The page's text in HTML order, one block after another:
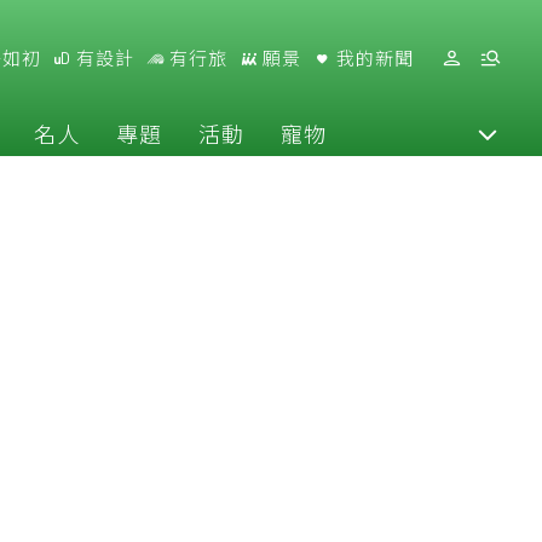
初 有設計 有行旅 願景 我的新聞
名人 專題 活動 寵物